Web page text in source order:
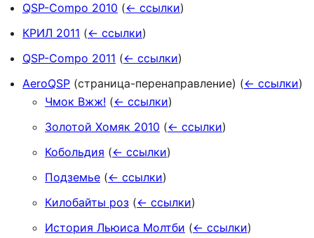
QSP-Compo 2010 (← ссылки)
КРИЛ 2011 (← ссылки)
QSP-Compo 2011 (← ссылки)
AeroQSP (страница-перенаправление) (← ссылки)
Чмок Вжж! (← ссылки)
Золотой Хомяк 2010 (← ссылки)
Кобольдия (← ссылки)
Подземье (← ссылки)
Килобайты роз (← ссылки)
История Льюиса Молтби (← ссылки)